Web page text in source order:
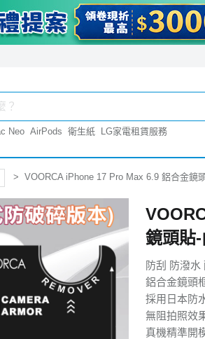
Neo AirPods 衛生紙 LG家電租賃服務
VOORCA iPhone 17 Pro Max 6.9 鋁合金鏡
鏡頭貼
防刮 防潑水
鋁合金鏡頭
採用日本防
無阻拍照效
真機精準開